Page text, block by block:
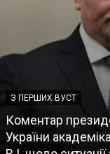
З ПЕРШИХ ВУСТ
Коментар
України